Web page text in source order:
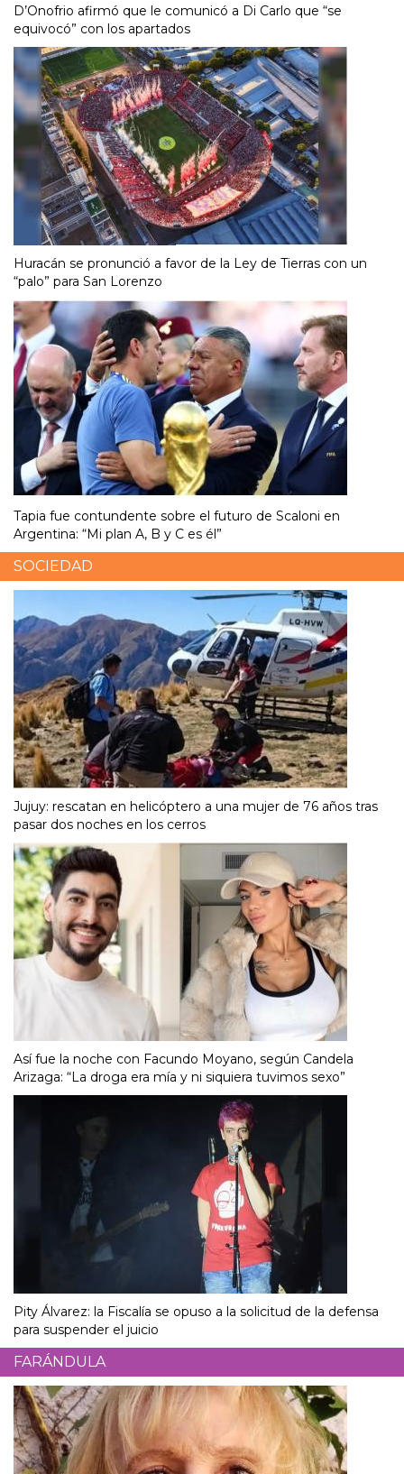
D’Onofrio afirmó que le comunicó a Di Carlo que “se
equivocó” con los apartados
Huracán se pronunció a favor de la Ley de Tierras con un
“palo” para San Lorenzo
Tapia fue contundente sobre el futuro de Scaloni en
Argentina: “Mi plan A, B y C es él”
SOCIEDAD
Jujuy: rescatan en helicóptero a una mujer de 76 años tras
pasar dos noches en los cerros
Así fue la noche con Facundo Moyano, según Candela
Arizaga: “La droga era mía y ni siquiera tuvimos sexo”
Pity Álvarez: la Fiscalía se opuso a la solicitud de la defensa
para suspender el juicio
FARÁNDULA